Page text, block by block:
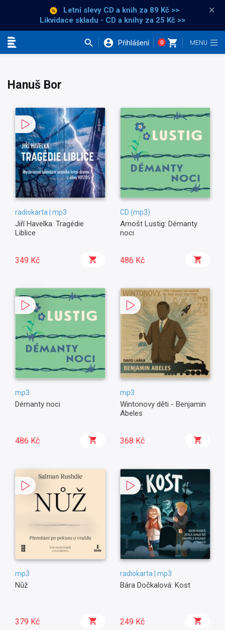
Letní slevy CD a knih za 89 Kč >>
Likvidace skladu - CD a knihy za 25 Kč >>
×
Přihlášení 0
Hanuš Bor
radiokarta | mp3
Jiří Havelka: Tragédie
Liblice
349 Kč
CD (mp3)
Arnošt Lustig: Démanty
noci
486 Kč
mp3
Démanty noci
486 Kč
mp3
Wintonovy děti - Benjamin
Abeles
368 Kč
mp3
Nůž
379 Kč
radiokarta | mp3
Bára Dočkalová: Kost
249 Kč